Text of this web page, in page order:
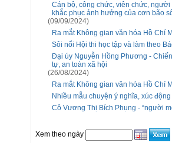
Cán bộ, công chức, viên chức,
khắc phục ảnh hưởng của cơn bão
(09/09/2024)
Ra mắt Không gian văn hóa Hồ Chí
Sôi nổi Hội thi học tập và làm theo
Đại úy Nguyễn Hồng Phương -
tự, an toàn xã hội
(26/08/2024)
Ra mắt Không gian văn hóa Hồ Chí
Nhiều mẫu chuyện ý nghĩa, xúc
Cô Vương Thị Bích Phụng - “người
Xem theo ngày